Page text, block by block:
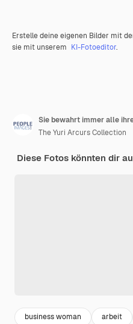
Erstelle deine eigenen Bilder mit
sie mit unserem KI-Fotoeditor.
The Yuri Arcurs Collection
Diese Fotos könnten dir
business woman arbeit